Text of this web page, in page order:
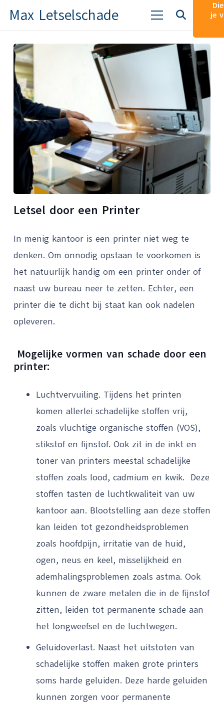
Max Letselschade
je
Letsel door een Printer
In menig kantoor is een printer niet weg te
denken. Om onnodig opstaan te voorkomen is
het natuurlijk handig om een printer onder of
naast uw bureau neer te zetten. Echter, een
printer die te dicht bij staat kan ook nadelen
opleveren.
Mogelijke vormen van schade door een
printer:
Luchtvervuiling. Tijdens het printen
komen allerlei schadelijke stoffen vrij,
zoals vluchtige organische stoffen (VOS),
stikstof en fijnstof. Ook zit in de inkt en
toner van printers meestal schadelijke
stoffen zoals lood, cadmium en kwik. Deze
stoffen tasten de luchtkwaliteit van uw
kantoor aan. Blootstelling aan deze stoffen
kan leiden tot gezondheidsproblemen
zoals hoofdpijn, irritatie van de huid,
ogen, neus en keel, misselijkheid en
ademhalingsproblemen zoals astma. Ook
kunnen de zware metalen die in de fijnstof
zitten, leiden tot permanente schade aan
het longweefsel en de luchtwegen.
Geluidoverlast. Naast het uitstoten van
schadelijke stoffen maken grote printers
soms harde geluiden. Deze harde geluiden
kunnen zorgen voor permanente